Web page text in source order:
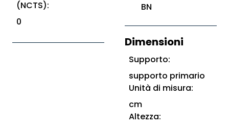
(NCTS):
0
BN
Dimensioni
Supporto:
supporto primario
Unità di misura:
cm
Altezza: